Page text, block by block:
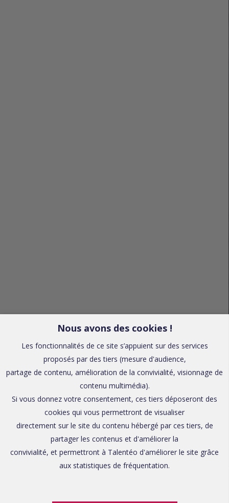
Nous avons des cookies !
Les fonctionnalités de ce site s’appuient sur des services
proposés par des tiers (mesure d'audience,
partage de contenu, amélioration de la convivialité, visionnage de
contenu multimédia).
Si vous donnez votre consentement, ces tiers déposeront des
cookies qui vous permettront de visualiser
directement sur le site du contenu hébergé par ces tiers, de
partager les contenus et d'améliorer la
convivialité, et permettront à Talentéo d'améliorer le site grâce
aux statistiques de fréquentation.